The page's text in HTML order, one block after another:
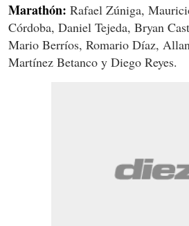
Marathón: Rafael Zúniga,
Córdoba, Daniel Tejeda, Bryan
Mario Berríos, Romario Díaz,
Martínez Betanco y Diego Reyes.